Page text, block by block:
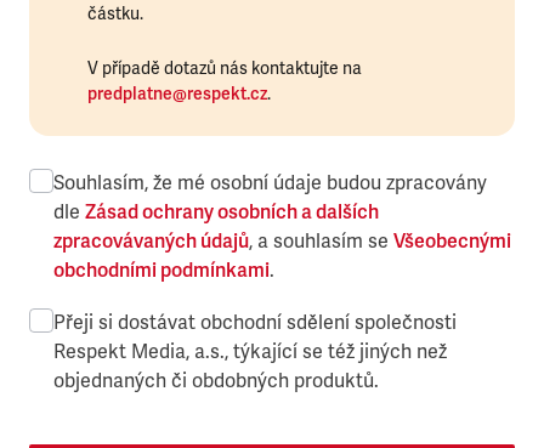
částku.
V případě dotazů nás kontaktujte na
predplatne@respekt.cz.
Souhlasím, že mé osobní údaje budou zpracovány
dle Zásad ochrany osobních a dalších
zpracovávaných údajů, a souhlasím se Všeobecnými
obchodními podmínkami.
Přeji si dostávat obchodní sdělení společnosti
Respekt Media, a.s., týkající se též jiných než
objednaných či obdobných produktů.